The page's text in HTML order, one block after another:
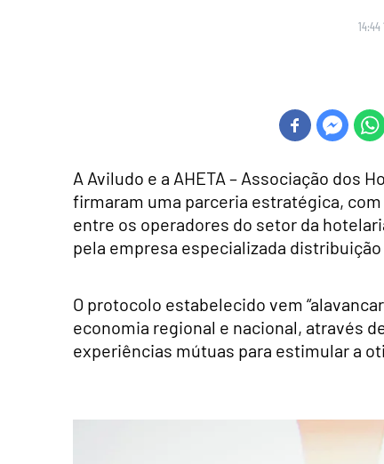
14:44
A Aviludo e a AHETA – Associação dos
firmaram uma parceria estratégica,
entre os operadores do setor da
pela empresa especializada distribuição
O protocolo estabelecido vem
economia regional e nacional, através
experiências mútuas para estimular a